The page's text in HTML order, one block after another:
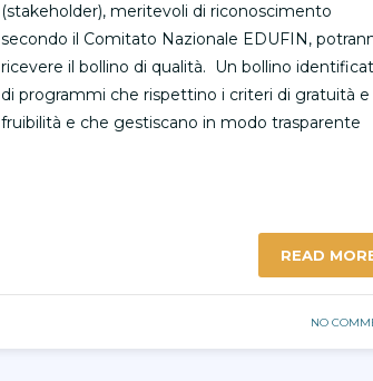
(stakeholder), meritevoli di riconoscimento
secondo il Comitato Nazionale EDUFIN,
ricevere il bollino di qualità. Un bollino
di programmi che rispettino i criteri di gratuità e
fruibilità e che gestiscano in modo trasparente
READ
NO